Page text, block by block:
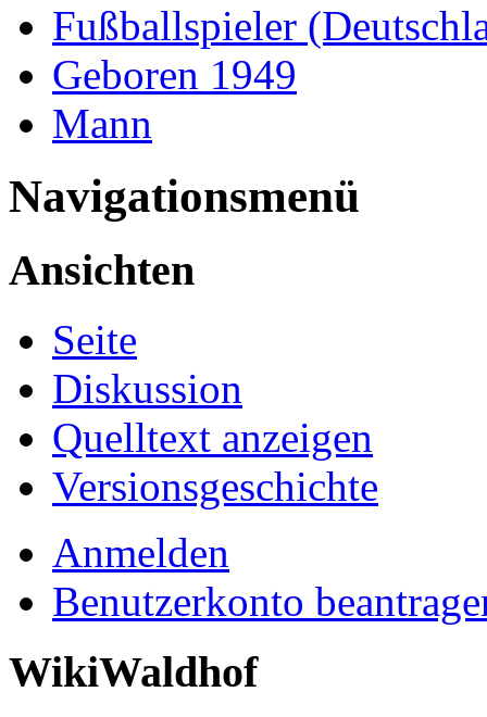
Fußballspieler
Geboren 1949
Mann
Navigationsmenü
Ansichten
Seite
Diskussion
Quelltext anzeigen
Versionsgeschichte
Anmelden
Benutzerkonto
WikiWaldhof